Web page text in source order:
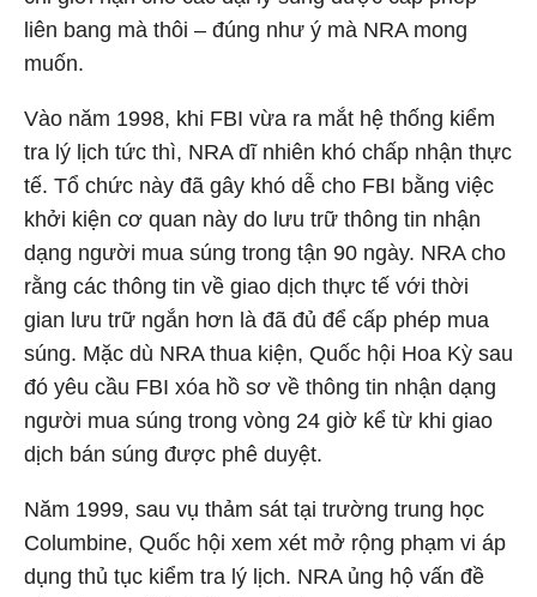
liên bang mà thôi – đúng như ý mà NRA mong
muốn.
Vào năm 1998, khi FBI vừa ra mắt hệ thống kiểm
tra lý lịch tức thì, NRA dĩ nhiên khó chấp nhận thực
tế. Tổ chức này đã gây khó dễ cho FBI bằng việc
khởi kiện cơ quan này do lưu trữ thông tin nhận
dạng người mua súng trong tận 90 ngày. NRA cho
rằng các thông tin về giao dịch thực tế với thời
gian lưu trữ ngắn hơn là đã đủ để cấp phép mua
súng. Mặc dù NRA thua kiện, Quốc hội Hoa Kỳ sau
đó yêu cầu FBI xóa hồ sơ về thông tin nhận dạng
người mua súng trong vòng 24 giờ kể từ khi giao
dịch bán súng được phê duyệt.
Năm 1999, sau vụ thảm sát tại trường trung học
Columbine, Quốc hội xem xét mở rộng phạm vi áp
dụng thủ tục kiểm tra lý lịch. NRA ủng hộ vấn đề